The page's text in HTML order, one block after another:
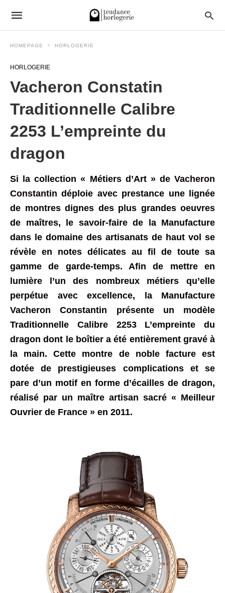
HOMEPAGE HORLOGERIE
HORLOGERIE
Vacheron Constatin
Traditionnelle Calibre
2253 L’empreinte du
dragon
Si la collection « Métiers d’Art » de Vacheron
Constantin déploie avec prestance une lignée
de montres dignes des plus grandes oeuvres
de maîtres, le savoir-faire de la Manufacture
dans le domaine des artisanats de haut vol se
révèle en notes délicates au fil de toute sa
gamme de garde-temps. Afin de mettre en
lumière l’un des nombreux métiers qu’elle
perpétue avec excellence, la Manufacture
Vacheron Constantin présente un modèle
Traditionnelle Calibre 2253 L’empreinte du
dragon dont le boîtier a été entièrement gravé à
la main. Cette montre de noble facture est
dotée de prestigieuses complications et se
pare d’un motif en forme d’écailles de dragon,
réalisé par un maître artisan sacré « Meilleur
Ouvrier de France » en 2011.